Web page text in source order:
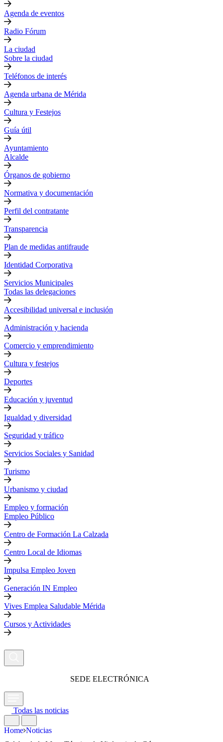
Agenda de eventos
Radio Fórum
La ciudad
Sobre la ciudad
Teléfonos de interés
Agenda urbana de Mérida
Cultura y Festejos
Guía útil
Ayuntamiento
Alcalde
Órganos de gobierno
Normativa y documentación
Perfil del contratante
Transparencia
Plan de medidas antifraude
Identidad Corporativa
Servicios Municipales
Todas las delegaciones
Accesibilidad universal e inclusión
Administración y hacienda
Comercio y emprendimiento
Cultura y festejos
Deportes
Educación y juventud
Igualdad y diversidad
Seguridad y tráfico
Servicios Sociales y Sanidad
Turismo
Urbanismo y ciudad
Empleo y formación
Empleo Público
Centro de Formación La Calzada
Centro Local de Idiomas
Impulsa Empleo Joven
Generación IN Empleo
Vives Emplea Saludable Mérida
Cursos y Actividades
SEDE ELECTRÓNICA
Todas las noticias
Home Noticias